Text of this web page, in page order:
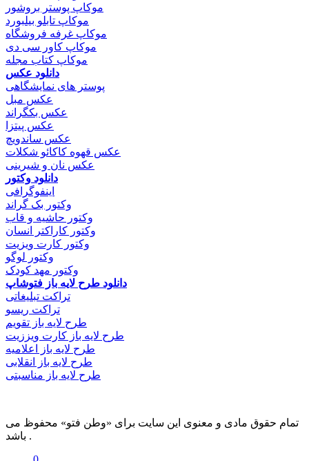
موکاپ پوستر بروشور
موکاپ تابلو بیلبورد
موکاپ غرفه فروشگاه
موکاپ کاور سی دی
موکاپ کتاب مجله
دانلود عکس
پوستر های نمایشگاهی
عکس مبل
عکس بکگراند
عکس پیتزا
عکس ساندویچ
عکس قهوه کاکائو شکلات
عکس نان و شیرینی
دانلود وکتور
اینفوگرافی
وکتور بک گراند
وکتور حاشیه و قاب
وکتور کاراکتر انسان
وکتور کارت ویزیت
وکتور لوگو
وکتور مهد کودک
دانلود طرح لایه باز فتوشاپ
تراکت تبلیغاتی
تراکت ریسو
طرح لایه باز تقویم
طرح لایه باز کارت ویززیت
طرح لایه باز اعلامیه
طرح لایه باز انقلابی
طرح لایه باز مناسبتی
تمام حقوق مادی و معنوی این سایت برای «وطن فتو» محفوظ می
باشد .